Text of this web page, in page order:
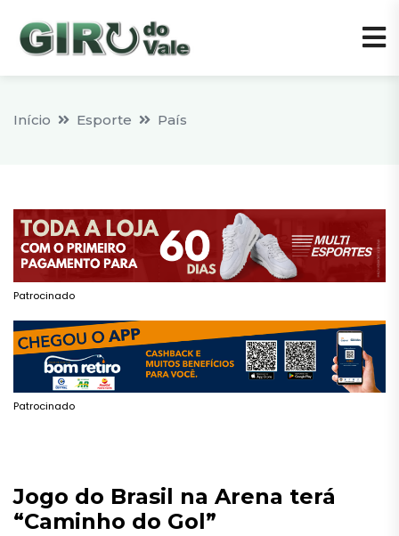
Início Esporte País
Patrocinado
Patrocinado
Jogo do Brasil na Arena terá
“Caminho do Gol”